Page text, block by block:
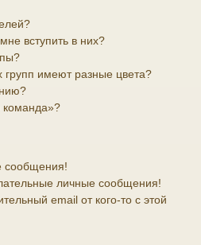
вступить в них?
групп имеют разные цвета?
команда»?
сообщения!
личные сообщения!
email от кого-то с этой